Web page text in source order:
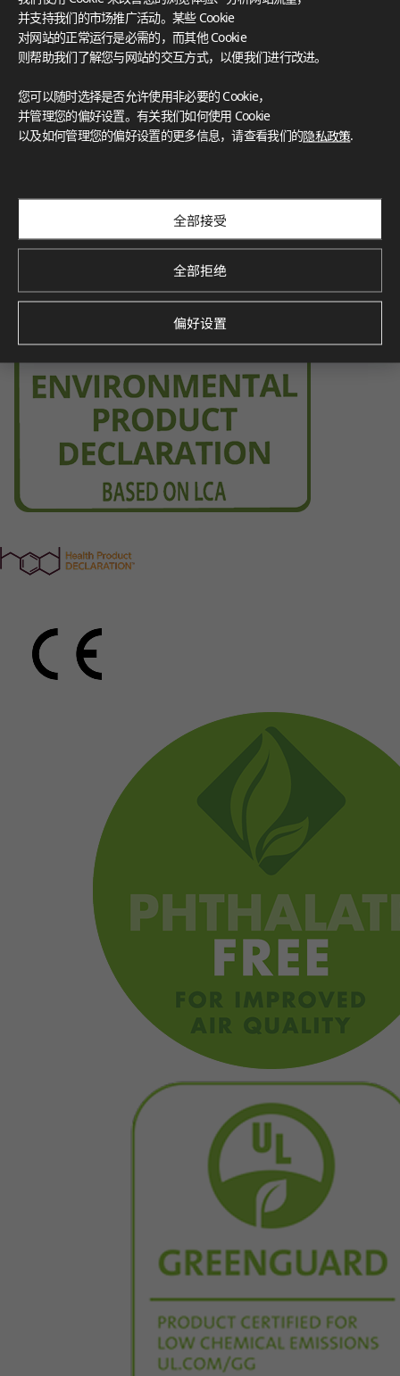
Certification for indoor air quality, ensuring low emissions o
f volatile organic compounds (VOCs), contributing to a healt
hier indoor environment.
Environmental Product Declaration
并支持我们的市场推广活动。某些 Cookie
对网站的正常运行是必需的，而其他 Cookie
则帮助我们了解您与网站的交互方式，以便我们进行改进。
您可以随时选择是否允许使用非必要的 Cookie，
并管理您的偏好设置。有关我们如何使用 Cookie
以及如何管理您的偏好设置的更多信息，请查看我们的隐私政策.
全部接受
全部拒绝
偏好设置